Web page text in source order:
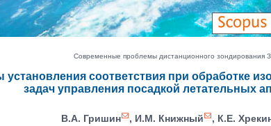
Современные проблемы дистанционного зондирования
установления соответствия при обработке
задач управления посадкой летательных
В.А. Гришин , И.М. Книжный , К.Е.